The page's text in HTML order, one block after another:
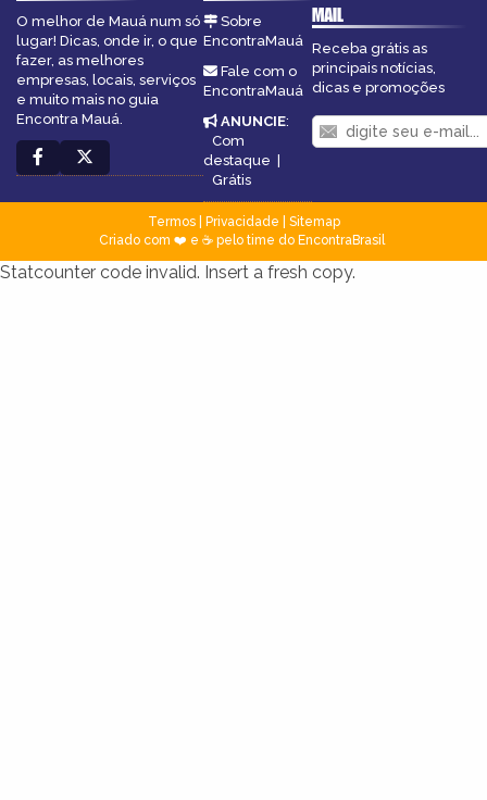
O melhor de Mauá num só
lugar! Dicas, onde ir, o que
fazer, as melhores
empresas, locais, serviços
e muito mais no guia
Encontra Mauá.
Sobre
EncontraMauá
Fale com o
EncontraMauá
ANUNCIE:
Com
destaque
Grátis
MAIL
Receba grátis as
principais notícias,
dicas e promoções
Termos| Privacidade
Sitemap
Criado com ❤️ e ☕ pelo time do EncontraBrasil
Statcounter code invalid. Insert a fresh copy.